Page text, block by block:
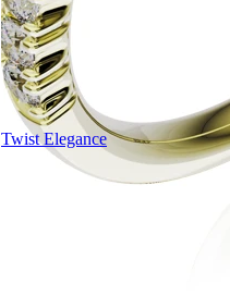
Twist Elegance